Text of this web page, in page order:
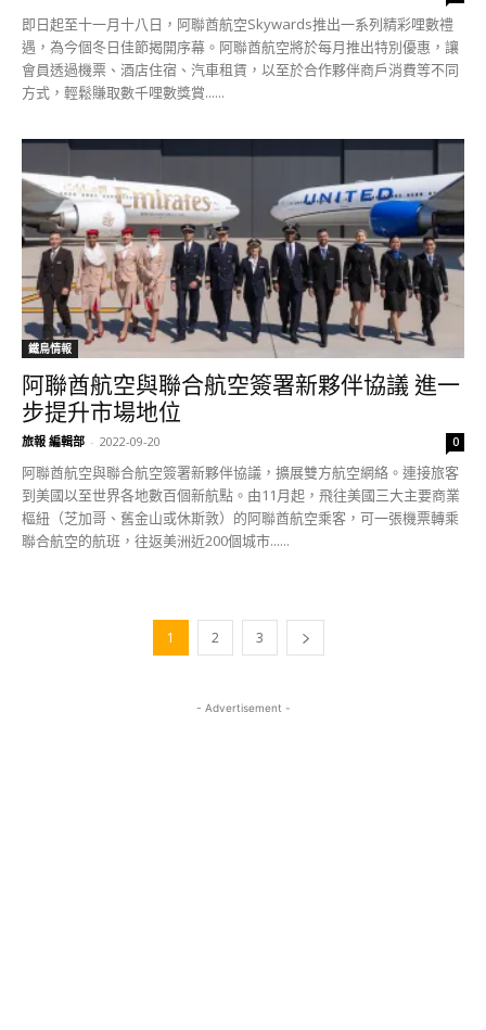
即日起至十一月十八日，阿聯酋航空Skywards推出一系列精彩哩數禮
遇，為今個冬日佳節揭開序幕。阿聯酋航空將於每月推出特別優惠，讓
會員透過機票、酒店住宿、汽車租賃，以至於合作夥伴商戶消費等不同
方式，輕鬆賺取數千哩數獎賞......
鐵鳥情報
阿聯酋航空與聯合航空簽署新夥伴協議 進一
步提升市場地位
旅報 編輯部 - 2022-09-20 0
阿聯酋航空與聯合航空簽署新夥伴協議，擴展雙方航空網絡。連接旅客
到美國以至世界各地數百個新航點。由11月起，飛往美國三大主要商業
樞紐（芝加哥、舊金山或休斯敦）的阿聯酋航空乘客，可一張機票轉乘
聯合航空的航班，往返美洲近200個城市......
1 2 3
- Advertisement -